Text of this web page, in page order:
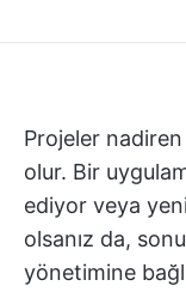
Projeler nadiren
olur. Bir
ediyor veya
olsanız da,
yönetimine